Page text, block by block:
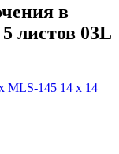
в
листов 03L